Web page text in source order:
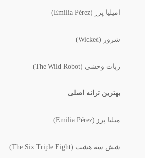
امیلیا پرز (Emilia Pérez)
شرور (Wicked)
ربات وحشی (The Wild Robot)
بهترین ترانه اصلی
میلیا پرز (Emilia Pérez)
شش سه هشت (The Six Triple Eight)